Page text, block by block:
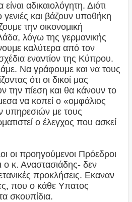
αδικαιολόγητη. Διότι
και βάζουν υποθήκη
την οικονομική
λόγω της γερμανικής
καλύτερα από τον
εναντίον της Κύπρου.
Να γράφουμε και να τους
ότι οι δικοί μας
την πίεση και θα κάνουν το
να κοπεί ο «ομφάλιος
υπηρεσιών με τους
ο έλεγχος που ασκεί
οι προηγούμενοι Πρόεδροι
ο κ. Αναστασιάδης- δεν
προκλήσεις. Εκαναν
που ο κάθε Υπατος
σκουπίδια.